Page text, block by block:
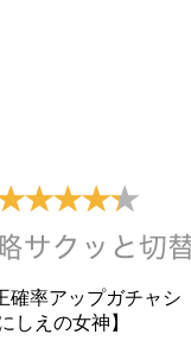
確率アップガチャシ
しえの女神】